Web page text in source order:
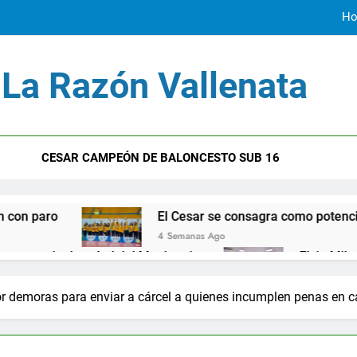
La Razón Vallenata
CESAR CAMPEÓN DE BALONCESTO SUB 16
El Cesar se consagra como potencia deportiva
4 Semanas Ago
del Magisterio Elvia Milena instaló
la Costa Caribe Lluvia de irregularidades
2 Años Ago
Jorge Noguera un personaje siniestro en el
demoras para enviar a cárcel a quienes incumplen penas en